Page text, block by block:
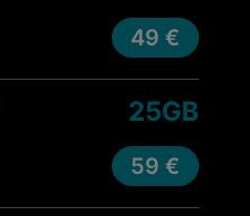
49 €
25GB
59 €